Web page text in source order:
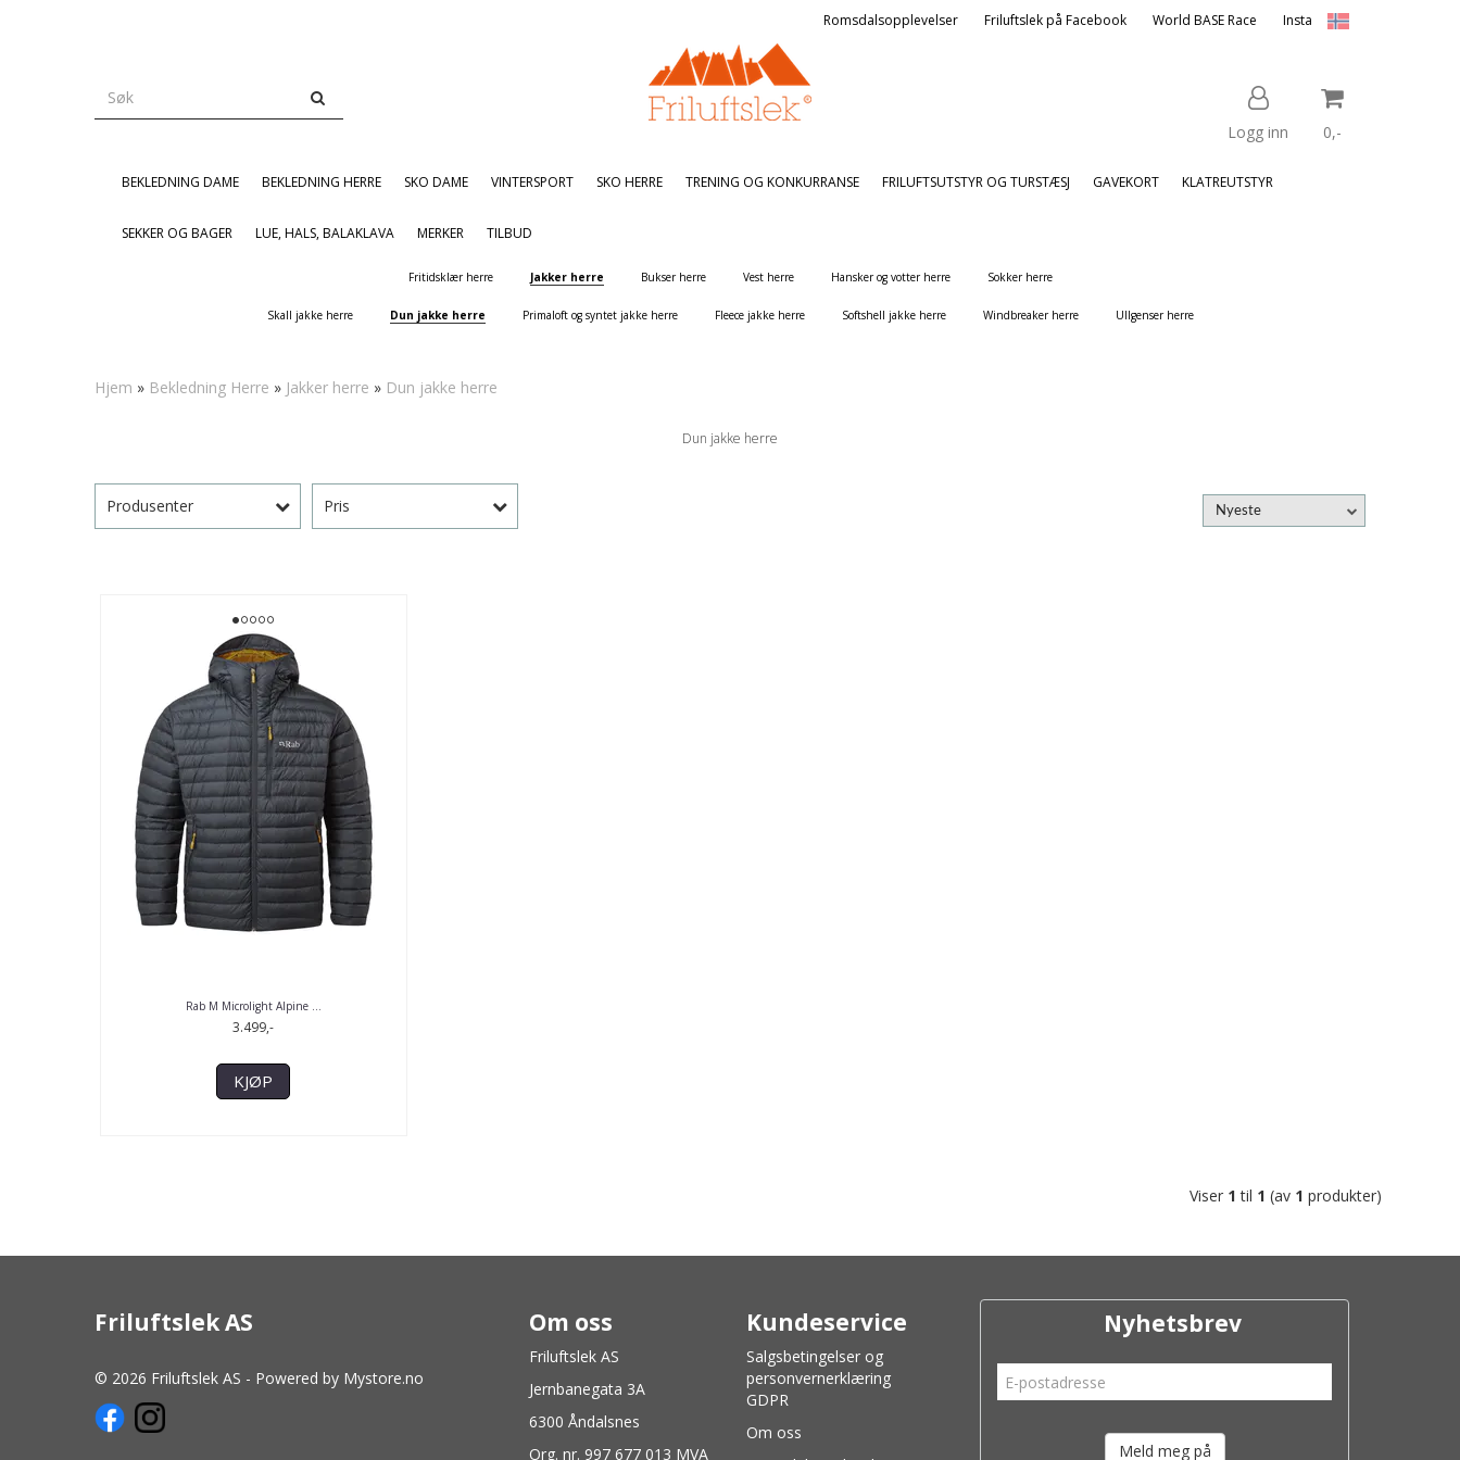
Romsdalsopplevelser Friluftslek på Facebook World BASE Race Insta
Logg inn 0,-
BEKLEDNING DAME BEKLEDNING HERRE SKO DAME VINTERSPORT SKO HERRE TRENING OG KONKURRANSE FRILUFTSUTSTYR OG TURSTÆSJ GAVEKORT KLATREUTSTYR
SEKKER OG BAGER LUE, HALS, BALAKLAVA MERKER TILBUD
Fritidsklær herre Jakker herre Bukser herre Vest herre Hansker og votter herre Sokker herre
Skall jakke herre Dun jakke herre Primaloft og syntet jakke herre Fleece jakke herre Softshell jakke herre Windbreaker herre Ullgenser herre
Hjem » Bekledning Herre » Jakker herre » Dun jakke herre
Dun jakke herre
Produsenter Pris Nyeste
Rab M Microlight Alpine ...
3.499,-
KJØP
Viser 1 til 1 (av 1 produkter)
Friluftslek AS
© 2026 Friluftslek AS - Powered by Mystore.no
Om oss
Friluftslek AS
Jernbanegata 3A
6300 Åndalsnes
Org. nr. 997 677 013 MVA
Kundeservice
Salgsbetingelser og
personvernerklæring
GDPR
Om oss
Nyhetsbrev
Meld meg på